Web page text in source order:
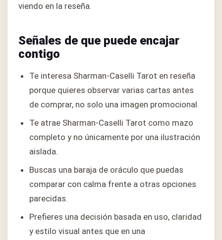
viendo en la reseña.
Señales de que puede encajar
contigo
Te interesa Sharman-Caselli Tarot en reseña
porque quieres observar varias cartas antes
de comprar, no solo una imagen promocional.
Te atrae Sharman-Caselli Tarot como mazo
completo y no únicamente por una ilustración
aislada.
Buscas una baraja de oráculo que puedas
comparar con calma frente a otras opciones
parecidas.
Prefieres una decisión basada en uso, claridad
y estilo visual antes que en una